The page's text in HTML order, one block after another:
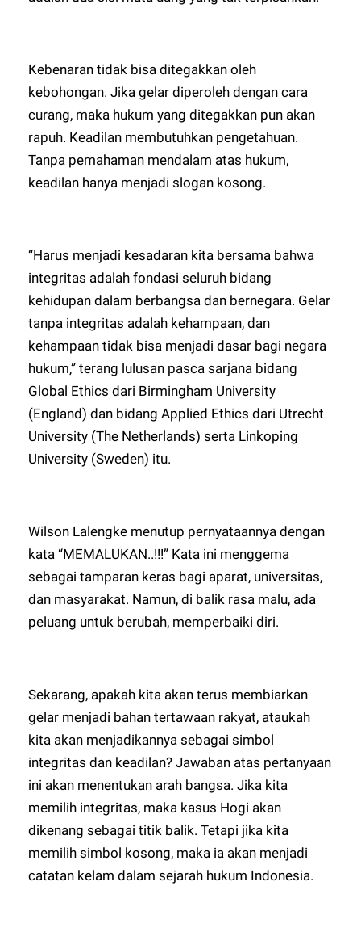
Kebenaran tidak bisa ditegakkan oleh
kebohongan. Jika gelar diperoleh dengan cara
curang, maka hukum yang ditegakkan pun akan
rapuh. Keadilan membutuhkan pengetahuan.
Tanpa pemahaman mendalam atas hukum,
keadilan hanya menjadi slogan kosong.
“Harus menjadi kesadaran kita bersama bahwa
integritas adalah fondasi seluruh bidang
kehidupan dalam berbangsa dan bernegara. Gelar
tanpa integritas adalah kehampaan, dan
kehampaan tidak bisa menjadi dasar bagi negara
hukum,” terang lulusan pasca sarjana bidang
Global Ethics dari Birmingham University
(England) dan bidang Applied Ethics dari Utrecht
University (The Netherlands) serta Linkoping
University (Sweden) itu.
Wilson Lalengke menutup pernyataannya dengan
kata “MEMALUKAN..!!!” Kata ini menggema
sebagai tamparan keras bagi aparat, universitas,
dan masyarakat. Namun, di balik rasa malu, ada
peluang untuk berubah, memperbaiki diri.
Sekarang, apakah kita akan terus membiarkan
gelar menjadi bahan tertawaan rakyat, ataukah
kita akan menjadikannya sebagai simbol
integritas dan keadilan? Jawaban atas pertanyaan
ini akan menentukan arah bangsa. Jika kita
memilih integritas, maka kasus Hogi akan
dikenang sebagai titik balik. Tetapi jika kita
memilih simbol kosong, maka ia akan menjadi
catatan kelam dalam sejarah hukum Indonesia.